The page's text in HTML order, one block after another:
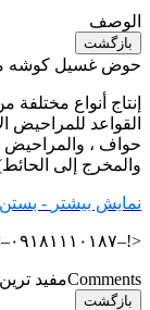
الوصف
بازگشت
حوض غسیل کوشه
إنتاج أنواع
القواعد للمراحيض
حواف ، والمراحيض
والمخرج إلى
نمایش بیشتر - بستن
<!–۰۹۱۸۱۱۱۰۱۸۷–>
Commentsمفید
بازگشت